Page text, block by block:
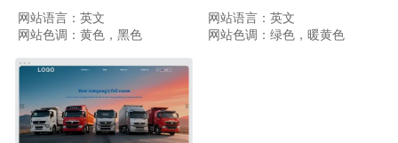
网站语言：英文
网站色调：黄色，黑色
网站语言：英文
网站色调：绿色，暖黄色